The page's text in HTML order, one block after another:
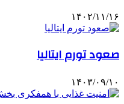
۱۴۰۲/۱۱/۱۶
صعود تورم ایتالیا
۱۴۰۳/۰۹/۱۰